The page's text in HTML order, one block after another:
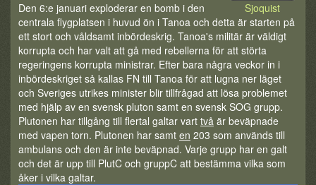
Sjoquist
Den 6:e januari exploderar en bomb i den
centrala flygplatsen i huvud ön i Tanoa och detta är starten på
ett stort och våldsamt inbördeskrig. Tanoa's militär är väldigt
korrupta och har valt att gå med rebellerna för att störta
regeringens korrupta ministrar. Efter bara några veckor in i
inbördeskriget så kallas FN till Tanoa för att lugna ner läget
och Sveriges utrikes minister blir tillfrågad att lösa problemet
med hjälp av en svensk pluton samt en svensk SOG grupp.
Plutonen har tillgång till flertal galtar vart två är beväpnade
med vapen torn. Plutonen har samt en 203 som används till
ambulans och den är inte beväpnad. Varje grupp har en galt
och det är upp till PlutC och gruppC att bestämma vilka som
åker i vilka galtar.